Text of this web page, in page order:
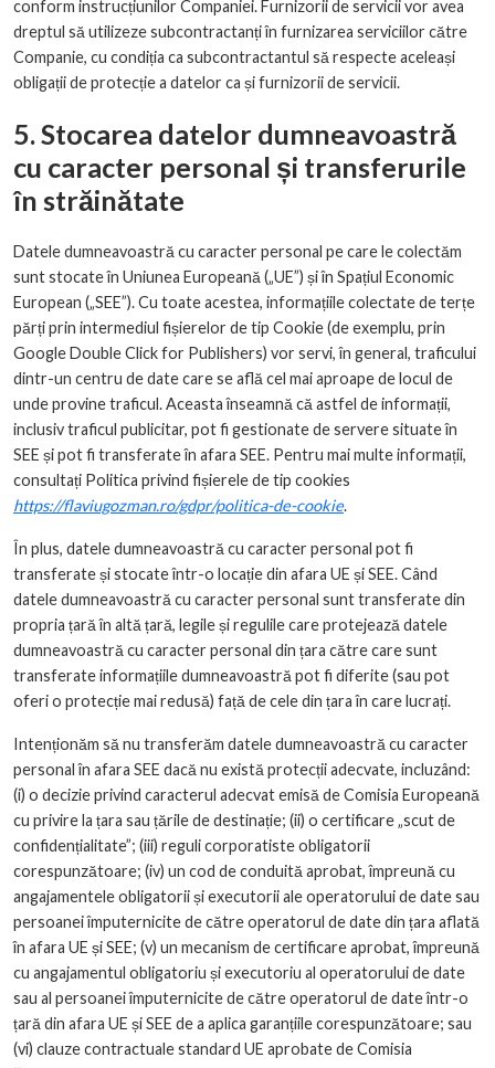
conform instrucțiunilor Companiei. Furnizorii de servicii vor avea
dreptul să utilizeze subcontractanți în furnizarea serviciilor către
Companie, cu condiția ca subcontractantul să respecte aceleași
obligații de protecție a datelor ca și furnizorii de servicii.
5. Stocarea datelor dumneavoastră
cu caracter personal și transferurile
în străinătate
Datele dumneavoastră cu caracter personal pe care le colectăm
sunt stocate în Uniunea Europeană („UE”) și în Spațiul Economic
European („SEE”). Cu toate acestea, informațiile colectate de terțe
părți prin intermediul fișierelor de tip Cookie (de exemplu, prin
Google Double Click for Publishers) vor servi, în general, traficului
dintr-un centru de date care se află cel mai aproape de locul de
unde provine traficul. Aceasta înseamnă că astfel de informații,
inclusiv traficul publicitar, pot fi gestionate de servere situate în
SEE și pot fi transferate în afara SEE. Pentru mai multe informații,
consultați Politica privind fișierele de tip cookies
https://flaviugozman.ro/gdpr/politica-de-cookie.
În plus, datele dumneavoastră cu caracter personal pot fi
transferate și stocate într-o locație din afara UE și SEE. Când
datele dumneavoastră cu caracter personal sunt transferate din
propria țară în altă țară, legile și regulile care protejează datele
dumneavoastră cu caracter personal din țara către care sunt
transferate informațiile dumneavoastră pot fi diferite (sau pot
oferi o protecție mai redusă) față de cele din țara în care lucrați.
Intenționăm să nu transferăm datele dumneavoastră cu caracter
personal în afara SEE dacă nu există protecții adecvate, incluzând:
(i) o decizie privind caracterul adecvat emisă de Comisia Europeană
cu privire la țara sau țările de destinație; (ii) o certificare „scut de
confidențialitate”; (iii) reguli corporatiste obligatorii
corespunzătoare; (iv) un cod de conduită aprobat, împreună cu
angajamentele obligatorii și executorii ale operatorului de date sau
persoanei împuternicite de către operatorul de date din țara aflată
în afara UE și SEE; (v) un mecanism de certificare aprobat, împreună
cu angajamentul obligatoriu și executoriu al operatorului de date
sau al persoanei împuternicite de către operatorul de date într-o
țară din afara UE și SEE de a aplica garanțiile corespunzătoare; sau
(vi) clauze contractuale standard UE aprobate de Comisia